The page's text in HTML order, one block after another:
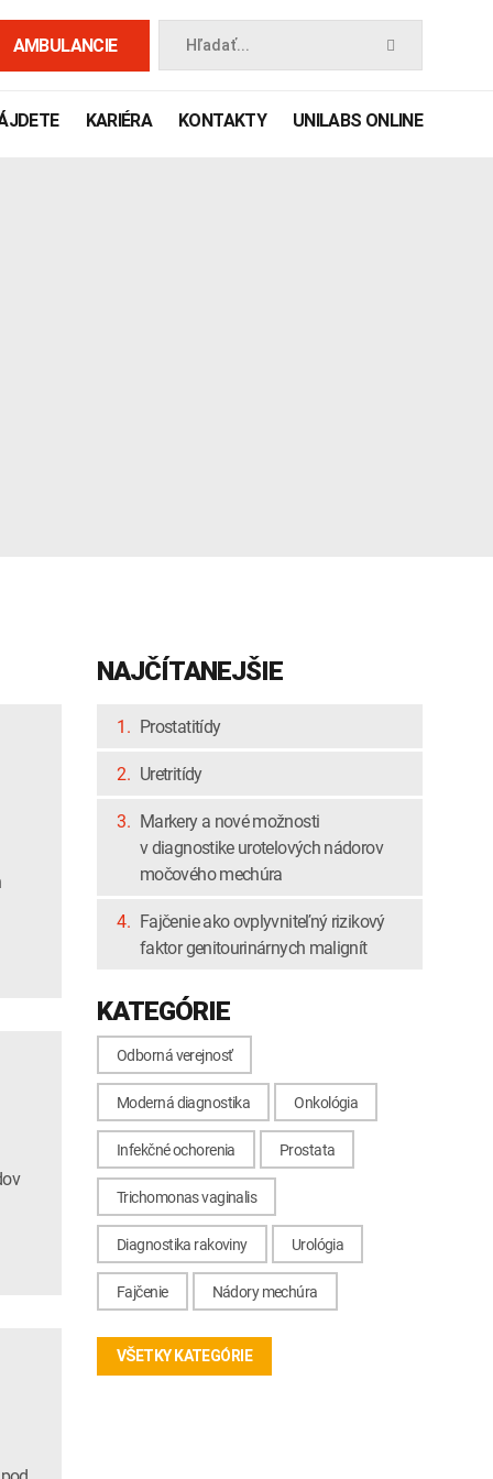
AMBULANCIE Hľadať...
KARIÉRA KONTAKTY UNILABS ONLINE
NAJČÍTANEJŠIE
1. Prostatitídy
2. Uretritídy
3. Markery a nové možnosti
v diagnostike urotelových nádorov
močového mechúra
4. Fajčenie ako ovplyvniteľný rizikový
faktor genitourinárnych malignít
KATEGÓRIE
Odborná verejnosť
Moderná diagnostika Onkológia
Infekčné ochorenia Prostata
Trichomonas vaginalis
Diagnostika rakoviny Urológia
Fajčenie Nádory mechúra
VŠETKY KATEGÓRIE